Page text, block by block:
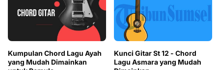
Kumpulan Chord Lagu Ayah
yang Mudah Dimainkan
Kunci Gitar St 12 - Chord
Lagu Asmara yang Mudah